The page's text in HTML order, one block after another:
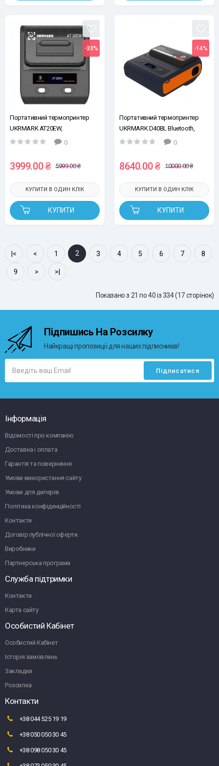
-33%
Портативний термопринтер
UKRMARK AT20EW,
USB/Bluetooth, рулони 20-80мм,
термопапері та полімерних
етикетках.
0
3999.00 ₴ 5999.00 ₴
КУПИТИ
КУПИТИ В ОДИН КЛІК
-14%
Портативний термопринтер
UKRMARK D40BL Bluetooth,
синій, для друку етикеток і
0
8640.00 ₴ 10000.00 ₴
КУПИТИ
КУПИТИ В ОДИН КЛІК
|< < 1 2 3 4 5 6 7 8
9 > >|
Показано з 21 по 40 із 334 (17 сторінок)
Підпишись На Розсилку
Найкращі пропозиції для наших підписників!
Інформація
Відомості про компанію
Доставка і оплата
Гарантія та повернення
Умови використання сайту
Умови для дилерів
Політика конфіденційності
Контакти
Договір публічної оферти.
Виробники
Партнерська програма
Служба підтримки
Контакти
Карта сайту
Особистий Кабінет
Особистий Кабінет
Історія замовлень
Закладки
Розсилка
Контакти
+38 044 525 19 19
+38 050 050 30 45
+38 098 050 30 45